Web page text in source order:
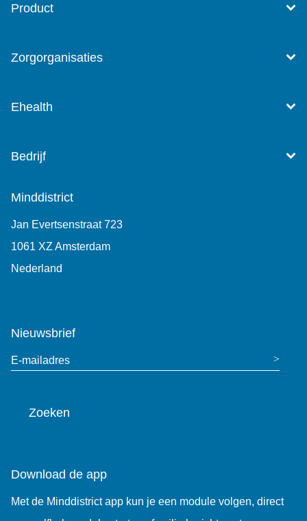
Product
Zorgorganisaties
Ehealth
Bedrijf
Minddistrict
Jan Evertsenstraat 723
1061 XZ Amsterdam
Nederland
Nieuwsbrief
E-mailadres
Zoeken
Download de app
Met de Minddistrict app kun je een module volgen, direct